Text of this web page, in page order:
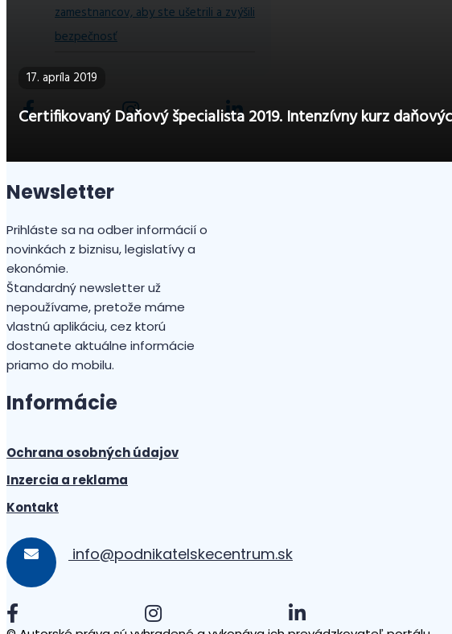
zamestnancov, aby ste ušetrili a zvýšili
bezpečnosť
17. apríla 2019
Certifikovaný Daňový špecialista 2019. Intenzívny kurz
Newsletter
Prihláste sa na odber informácií o
novinkách z biznisu, legislatívy a
ekonómie.
Štandardný newsletter už
nepoužívame, pretože máme
vlastnú aplikáciu, cez ktorú
dostanete aktuálne informácie
priamo do mobilu.
Informácie
Ochrana osobných údajov
Inzercia a reklama
Kontakt
info@podnikatelskecentrum.sk